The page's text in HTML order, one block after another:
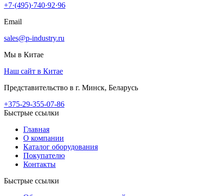
+7·(495)·740·92·96
Email
sales@p-industry.ru
Мы в Китае
Наш сайт в Китае
Представительство в г. Минск, Беларусь
+375-29-355-07-86
Быстрые ссылки
Главная
О компании
Каталог оборудования
Покупателю
Контакты
Быстрые ссылки